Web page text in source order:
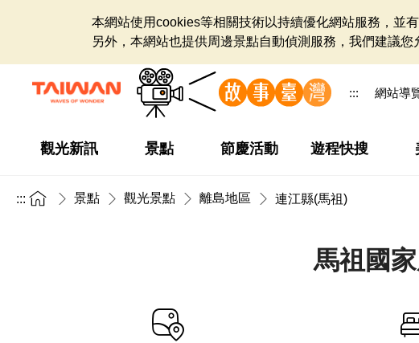
本網站使用cookies等相關技術以持續優化網站服務，並
另外，本網站也提供周邊景點自動偵測服務，我們建議
::: 網站導
觀光新訊 景點 節慶活動 遊程快搜
::: 景點 觀光景點 離島地區 連江縣(馬祖)
馬祖國